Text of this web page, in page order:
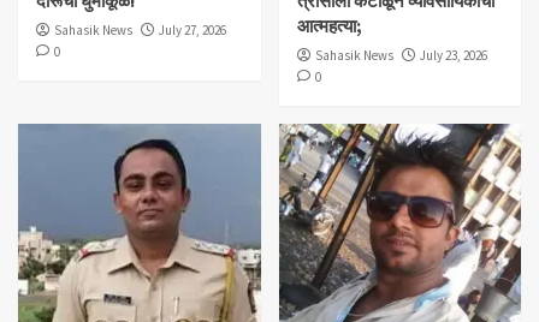
Sahasik News
July 27, 2026
0
आत्महत्या;
Sahasik News
July 23, 2026
0